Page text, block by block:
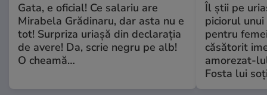
Gata, e oficial! Ce salariu are
Mirabela Grădinaru, dar asta nu e
tot! Surpriza uriașă din declarația
de avere! Da, scrie negru pe alb!
O cheamă…
Îl știi pe
piciorul
pentru
căsătorit
amorezat-
Fosta lui